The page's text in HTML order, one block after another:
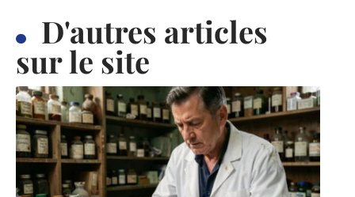
D'autres articles
sur le site